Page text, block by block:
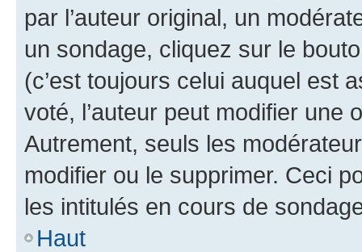
par l’auteur original, un
un sondage, cliquez sur le
(c’est toujours celui auquel est
voté, l’auteur peut modifier une
Autrement, seuls les
modifier ou le supprimer. Ceci
les intitulés en cours de
Haut